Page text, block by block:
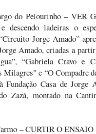
do Pelourinho –
descendo ladeiras o
Jorge Amado”
Amado, criadas a
“Gabriela Cravo e
Milagres" e “O Compadre
Fundação Casa de
Zazá, montado na
– CURTIR O